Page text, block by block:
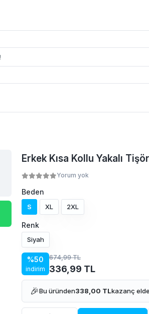
Erkek Kısa Kollu Yakalı
Yorum yok
Beden
S XL 2XL
Renk
Siyah
%50
indirim
674,99 TL
336,99 TL
🎉Bu üründen338,00 TLkazanç